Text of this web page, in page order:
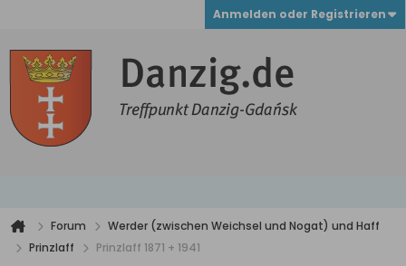
Anmelden oder Registrieren
Forum
Werder (zwischen Weichsel und Nogat) und Haff
Prinzlaff
Prinzlaff 1871 + 1941